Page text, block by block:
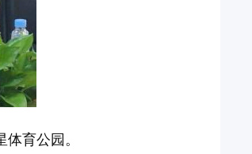
育公园。